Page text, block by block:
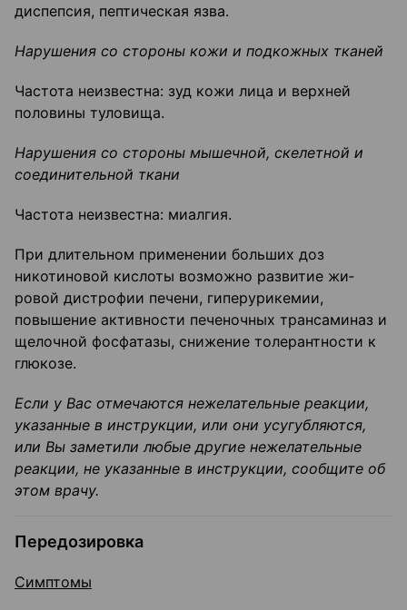
диспепсия, пептическая язва.
Нарушения со стороны кожи и подкожных тканей
Частота неизвестна: зуд кожи лица и верхней
половины туловища.
Нарушения со стороны мышечной, скелетной и
соединительной ткани
Частота неизвестна: миалгия.
При длительном применении больших доз
никотиновой кислоты возможно развитие жи­
ровой дистрофии печени, гиперурикемии,
повышение активности печеночных трансами­наз и
щелочной фосфатазы, снижение толерантности к
глюкозе.
Если у Вас отмечаются нежелательные реакции,
указанные в инструкции, или они усу­губляются,
или Вы заметили любые другие нежелательные
реакции, не указанные в ин­струкции, сообщите об
этом врачу.
Передозировка
Симптомы